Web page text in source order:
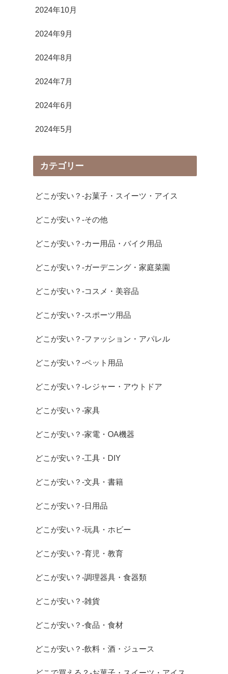
2024年10月
2024年9月
2024年8月
2024年7月
2024年6月
2024年5月
カテゴリー
どこが安い？-お菓子・スイーツ・アイス
どこが安い？-その他
どこが安い？-カー用品・バイク用品
どこが安い？-ガーデニング・家庭菜園
どこが安い？-コスメ・美容品
どこが安い？-スポーツ用品
どこが安い？-ファッション・アパレル
どこが安い？-ペット用品
どこが安い？-レジャー・アウトドア
どこが安い？-家具
どこが安い？-家電・OA機器
どこが安い？-工具・DIY
どこが安い？-文具・書籍
どこが安い？-日用品
どこが安い？-玩具・ホビー
どこが安い？-育児・教育
どこが安い？-調理器具・食器類
どこが安い？-雑貨
どこが安い？-食品・食材
どこが安い？-飲料・酒・ジュース